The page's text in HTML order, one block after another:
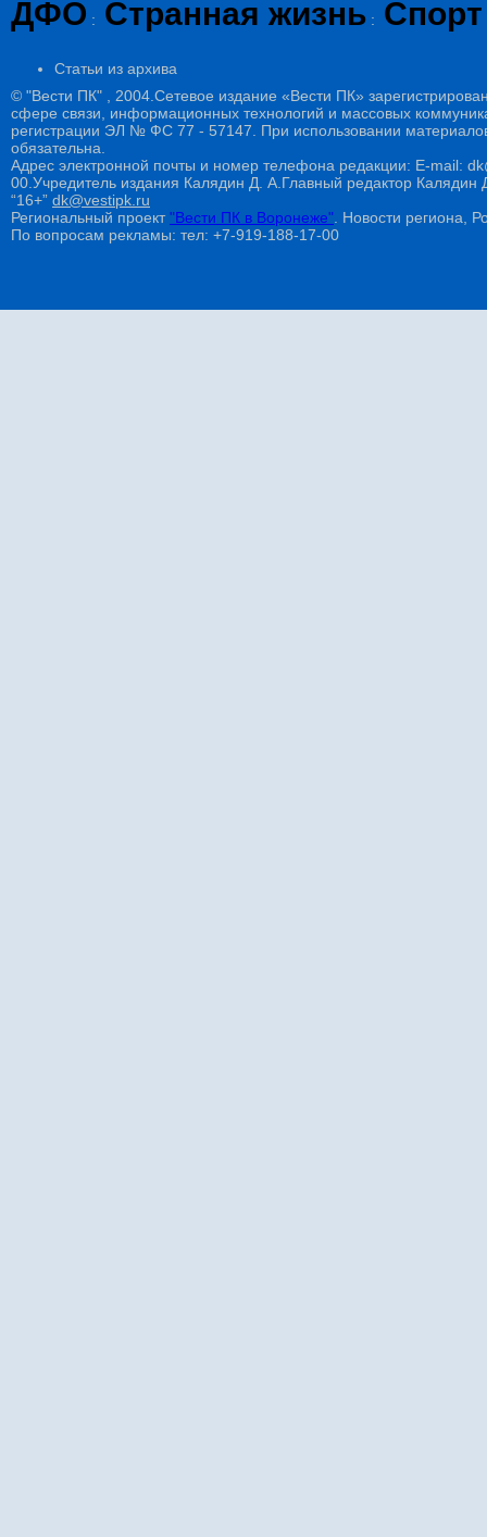
ДФО : Странная жизнь : Спорт
Статьи из архива
© "Вести ПК" , 2004.Сетевое издание «Вести ПК»
сфере связи, информационных технологий и массовых
регистрации ЭЛ № ФС 77 - 57147. При использовании
обязательна.
Адрес электронной почты и номер телефона редакции: E-mail:
00.Учредитель издания Калядин Д. А.Главный редактор
“16+” dk@vestipk.ru
Региональный проект"Вести ПК в Воронеже" . Новости региона,
По вопросам рекламы: тел: +7-919-188-17-00